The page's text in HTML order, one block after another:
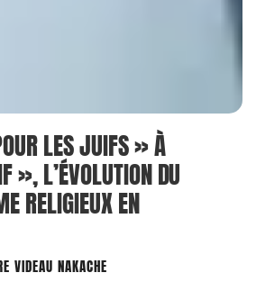
LES JUIFS » À
», L’ÉVOLUTION DU
RELIGIEUX EN
VIDEAU NAKACHE